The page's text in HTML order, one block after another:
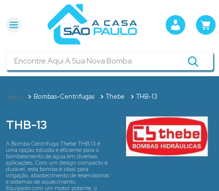
Bombas-Centrifugas Thebe THB-13
THB-13
A Bomba Centrífuga Thebe THB 13 é
uma opção robusta e eficiente para o
bombeamento de água em diversas
aplicações. Com um design compacto e
durável, esta bomba é ideal para
irrigação, abastecimento de reservatórios
e sistemas de aquecimento.
Equipado com um motor potente, o